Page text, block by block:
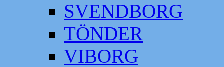
SVENDBORG
TÖNDER
VIBORG